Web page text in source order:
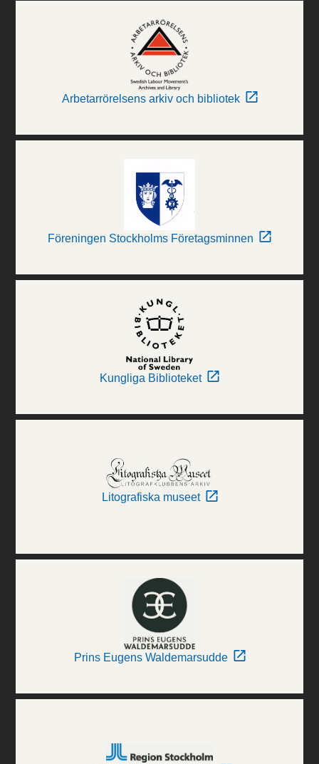
Arbetarrörelsens arkiv och bibliotek
Föreningen Stockholms Företagsminnen
Kungliga Biblioteket
Litografiska museet
Prins Eugens Waldemarsudde